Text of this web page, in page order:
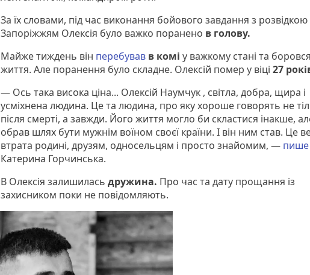
За їх словами, під час виконання бойового завдання з розвідкою
Запоріжжям Олексія було важко поранено в голову.
Майже тиждень він перебував в комі у важкому стані та
життя. Але поранення було складне. Олексій помер у віці 27
— Ось така висока ціна... Олексій Наумчук , світла, добра, щира і
усміхнена людина. Це та людина, про яку хороше говорять не
після смерті, а завжди. Його життя могло би скластися інакше,
обрав шлях бути мужнім воїном своєї країни. І він ним став. Це
втрата родині, друзям, односельцям і просто знайомим, — пише
Катерина Горчинська.
В Олексія залишилась дружина. Про час та дату прощання із
захисником поки не повідомляють.